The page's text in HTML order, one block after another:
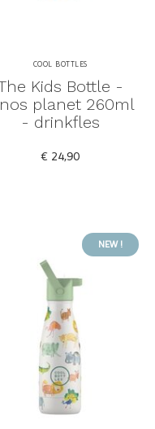
COOL BOTTLES
Kids Bottle -
planet 260ml
- drinkfles
€ 24,90
NEW !